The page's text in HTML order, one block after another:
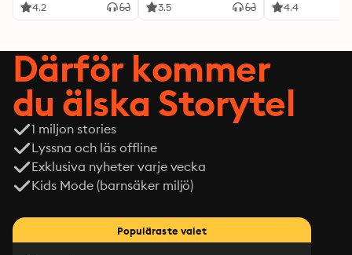
4.2 3.5 4.4
Därför kommer
du älska Storytel
1 miljon stories
Lyssna och läs offline
Exklusiva nyheter varje vecka
Kids Mode (barnsäker miljö)
Populäraste valet